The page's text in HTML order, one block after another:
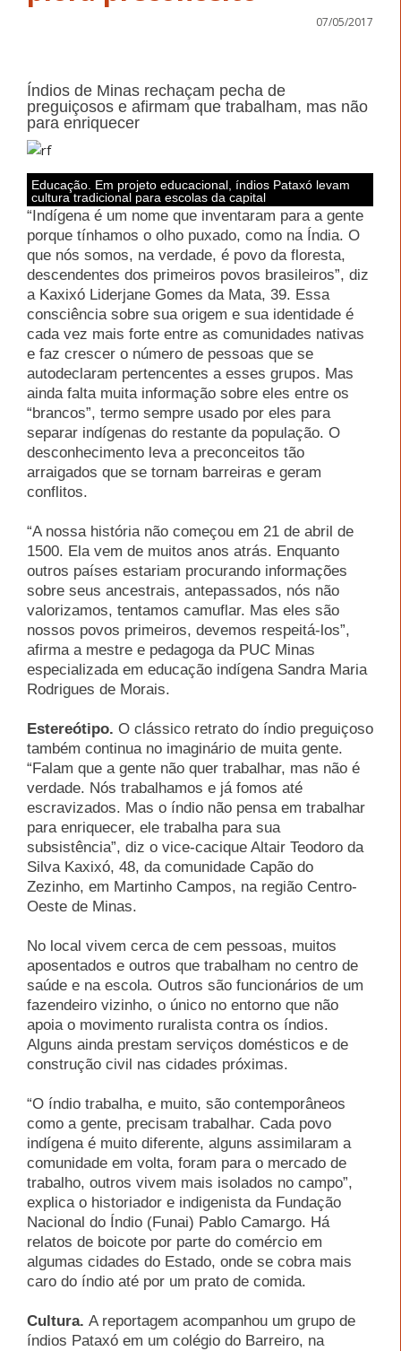
07/05/2017
Índios de Minas rechaçam pecha de
preguiçosos e afirmam que trabalham, mas não
para enriquecer
Educação. Em projeto educacional, índios Pataxó levam
cultura tradicional para escolas da capital
“Indígena é um nome que inventaram para a gente
porque tínhamos o olho puxado, como na Índia. O
que nós somos, na verdade, é povo da floresta,
descendentes dos primeiros povos brasileiros”, diz
a Kaxixó Liderjane Gomes da Mata, 39. Essa
consciência sobre sua origem e sua identidade é
cada vez mais forte entre as comunidades nativas
e faz crescer o número de pessoas que se
autodeclaram pertencentes a esses grupos. Mas
ainda falta muita informação sobre eles entre os
“brancos”, termo sempre usado por eles para
separar indígenas do restante da população. O
desconhecimento leva a preconceitos tão
arraigados que se tornam barreiras e geram
conflitos.
“A nossa história não começou em 21 de abril de
1500. Ela vem de muitos anos atrás. Enquanto
outros países estariam procurando informações
sobre seus ancestrais, antepassados, nós não
valorizamos, tentamos camuflar. Mas eles são
nossos povos primeiros, devemos respeitá-los”,
afirma a mestre e pedagoga da PUC Minas
especializada em educação indígena Sandra Maria
Rodrigues de Morais.
Estereótipo. O clássico retrato do índio preguiçoso
também continua no imaginário de muita gente.
“Falam que a gente não quer trabalhar, mas não é
verdade. Nós trabalhamos e já fomos até
escravizados. Mas o índio não pensa em trabalhar
para enriquecer, ele trabalha para sua
subsistência”, diz o vice-cacique Altair Teodoro da
Silva Kaxixó, 48, da comunidade Capão do
Zezinho, em Martinho Campos, na região Centro-
Oeste de Minas.
No local vivem cerca de cem pessoas, muitos
aposentados e outros que trabalham no centro de
saúde e na escola. Outros são funcionários de um
fazendeiro vizinho, o único no entorno que não
apoia o movimento ruralista contra os índios.
Alguns ainda prestam serviços domésticos e de
construção civil nas cidades próximas.
“O índio trabalha, e muito, são contemporâneos
como a gente, precisam trabalhar. Cada povo
indígena é muito diferente, alguns assimilaram a
comunidade em volta, foram para o mercado de
trabalho, outros vivem mais isolados no campo”,
explica o historiador e indigenista da Fundação
Nacional do Índio (Funai) Pablo Camargo. Há
relatos de boicote por parte do comércio em
algumas cidades do Estado, onde se cobra mais
caro do índio até por um prato de comida.
Cultura. A reportagem acompanhou um grupo de
índios Pataxó em um colégio do Barreiro, na